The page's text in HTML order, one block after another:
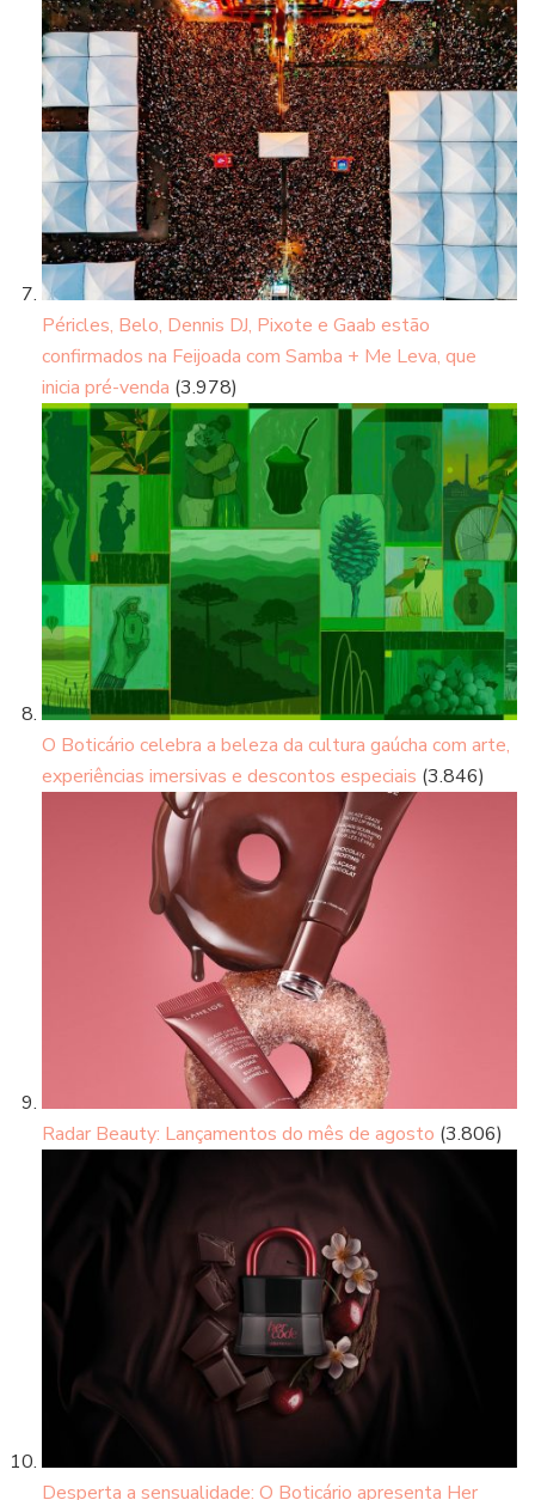
Péricles, Belo, Dennis DJ, Pixote e Gaab estão
confirmados na Feijoada com Samba + Me Leva, que
inicia pré-venda (3.978)
O Boticário celebra a beleza da cultura gaúcha com arte,
experiências imersivas e descontos especiais (3.846)
Radar Beauty: Lançamentos do mês de agosto (3.806)
Desperta a sensualidade: O Boticário apresenta Her